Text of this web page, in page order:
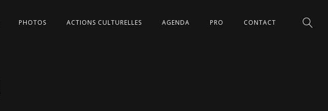
PHOTOS ACTIONS CULTURELLES AGENDA PRO CONTACT